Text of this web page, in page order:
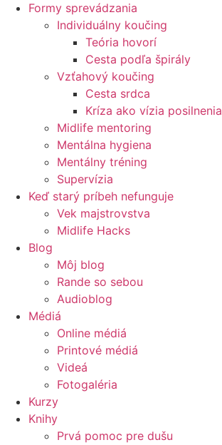
Formy sprevádzania
Individuálny koučing
Teória hovorí
Cesta podľa špirály
Vzťahový koučing
Cesta srdca
Kríza ako vízia posilnenia
Midlife mentoring
Mentálna hygiena
Mentálny tréning
Supervízia
Keď starý príbeh nefunguje
Vek majstrovstva
Midlife Hacks
Blog
Môj blog
Rande so sebou
Audioblog
Médiá
Online médiá
Printové médiá
Videá
Fotogaléria
Kurzy
Knihy
Prvá pomoc pre dušu